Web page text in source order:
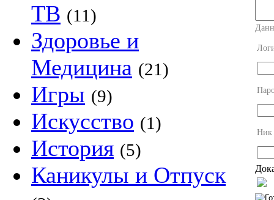
ТВ (11)
Здоровье и
Медицина (21)
Игры (9)
Искусство (1)
История (5)
Каникулы и Отпуск
Ник